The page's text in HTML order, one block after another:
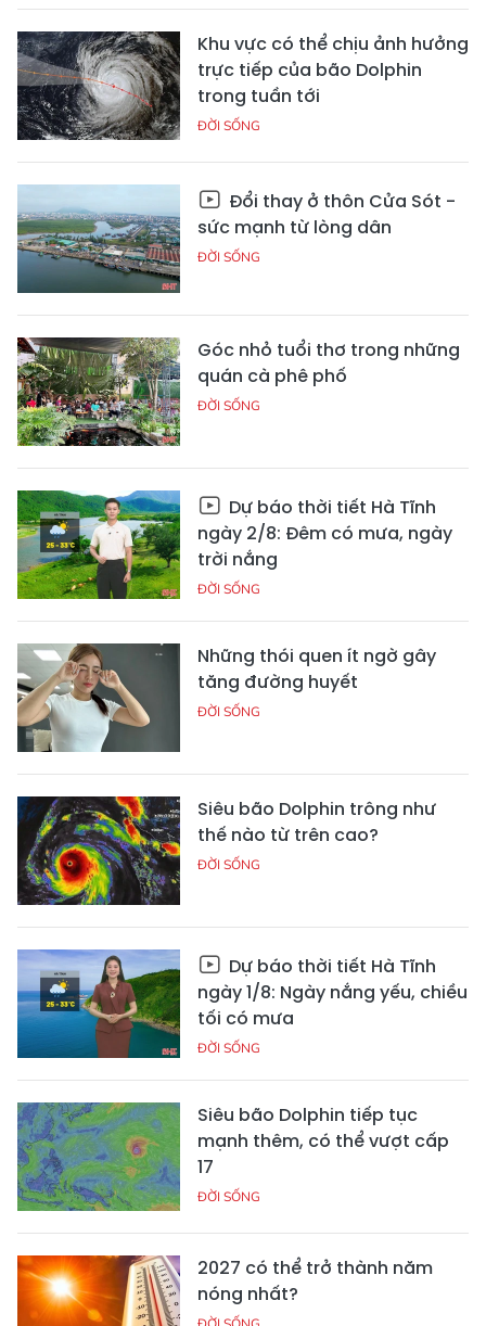
Khu vực có thể chịu ảnh hưởng
trực tiếp của bão Dolphin
trong tuần tới
ĐỜI SỐNG
Đổi thay ở thôn Cửa Sót -
sức mạnh từ lòng dân
ĐỜI SỐNG
Góc nhỏ tuổi thơ trong những
quán cà phê phố
ĐỜI SỐNG
Dự báo thời tiết Hà Tĩnh
ngày 2/8: Đêm có mưa, ngày
trời nắng
ĐỜI SỐNG
Những thói quen ít ngờ gây
tăng đường huyết
ĐỜI SỐNG
Siêu bão Dolphin trông như
thế nào từ trên cao?
ĐỜI SỐNG
Dự báo thời tiết Hà Tĩnh
ngày 1/8: Ngày nắng yếu, chiều
tối có mưa
ĐỜI SỐNG
Siêu bão Dolphin tiếp tục
mạnh thêm, có thể vượt cấp
17
ĐỜI SỐNG
2027 có thể trở thành năm
nóng nhất?